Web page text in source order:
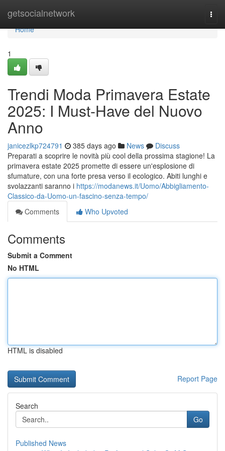
getsocialnetwork
Home
Home
1
Trendi Moda Primavera Estate
2025: I Must-Have del Nuovo
Anno
janicezlkp724791 385 days ago News
Discuss
Preparati a scoprire le novità più cool della prossima stagione! La
primavera estate 2025 promette di essere un'esplosione di
sfumature, con una forte presa verso il ecologico. Abiti lunghi e
svolazzanti saranno i https://modanews.it/Uomo/Abbigliamento-
Classico-da-Uomo-un-fascino-senza-tempo/
Comments
Who Upvoted
Comments
Submit a Comment
No HTML
HTML is disabled
Report Page
Search
Go
Published News